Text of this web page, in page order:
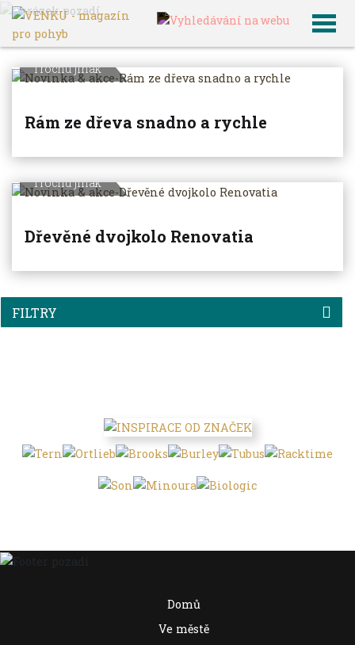
VENKU Archiv článků
FILTRY
Trochu jinak
Rám ze dřeva snadno a rychle
Trochu jinak
Dřevěné dvojkolo Renovatia
Domů
Ve městě